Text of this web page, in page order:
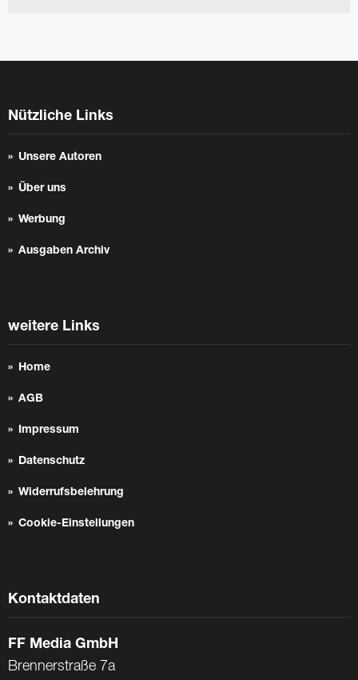
Nützliche Links
Unsere Autoren
Über uns
Werbung
Ausgaben Archiv
weitere Links
Home
AGB
Impressum
Datenschutz
Widerrufsbelehrung
Cookie-Einstellungen
Kontaktdaten
FF Media GmbH
Brennerstraße 7a